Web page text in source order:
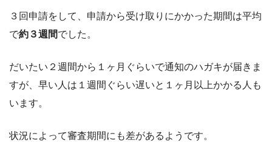
３回申請をして、申請から受け取りにかかった期間は平均
で約３週間でした。
だいたい２週間から１ヶ月ぐらいで通知のハガキが届きま
すが、早い人は１週間ぐらい遅いと１ヶ月以上かかる人も
います。
状況によって審査期間にも差があるようです。